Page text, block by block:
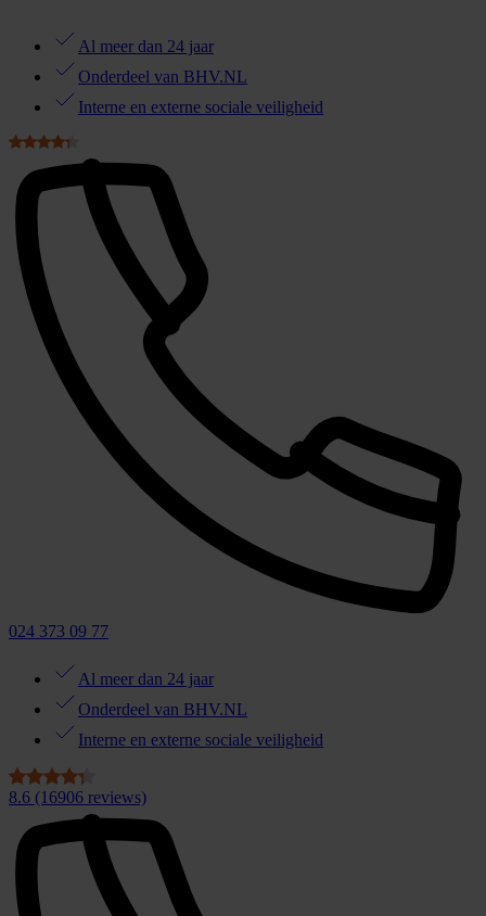
Al meer dan 24 jaar
Onderdeel van BHV.NL
Interne en externe sociale veiligheid
024 373 09 77
Al meer dan 24 jaar
Onderdeel van BHV.NL
Interne en externe sociale veiligheid
8.6 (16906 reviews)